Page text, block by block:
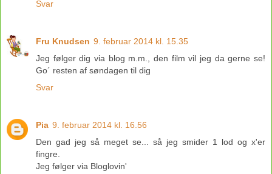
Svar
Fru Knudsen 9. februar 2014 kl. 15.35
Jeg følger dig via blog m.m., den film vil jeg da gerne se!
Go´ resten af søndagen til dig
Svar
Pia 9. februar 2014 kl. 16.56
Den gad jeg så meget se... så jeg smider 1 lod og x'er
fingre.
Jeg følger via Bloglovin'